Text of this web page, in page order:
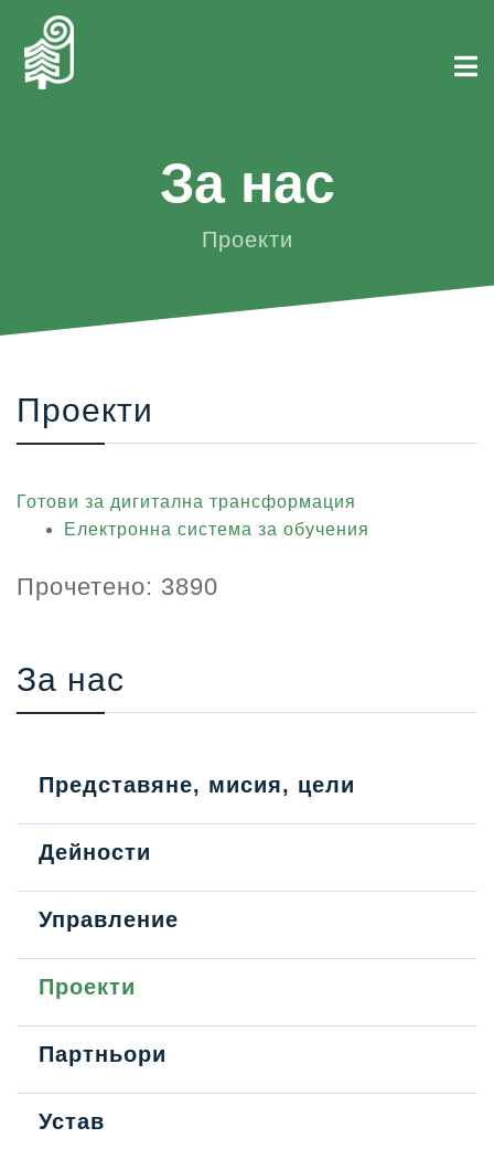
За нас
Проекти
Проекти
Готови за дигитална трансформация
Електронна система за обучения
Прочетено: 3890
За нас
Представяне, мисия, цели
Дейности
Управление
Проекти
Партньори
Устав